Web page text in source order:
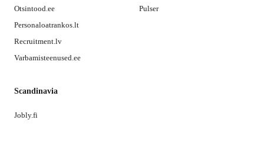
Otsintood.ee
Personaloatrankos.lt
Recruitment.lv
Varbamisteenused.ee
Pulser
Scandinavia
Jobly.fi